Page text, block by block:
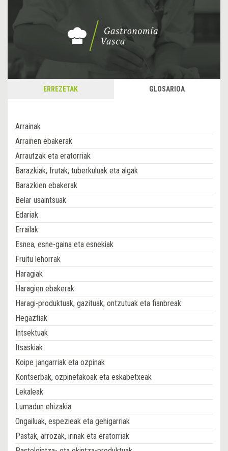
ERREZETAK GLOSARIOA
Arrainak
Arrainen ebakerak
Arrautzak eta eratorriak
Barazkiak, frutak, tuberkuluak eta algak
Barazkien ebakerak
Belar usaintsuak
Edariak
Errailak
Esnea, esne-gaina eta esnekiak
Fruitu lehorrak
Haragiak
Haragien ebakerak
Haragi-produktuak, gazituak, ontzutuak eta fianbreak
Hegaztiak
Intsektuak
Itsaskiak
Koipe jangarriak eta ozpinak
Kontserbak, ozpinetakoak eta eskabetxeak
Lekaleak
Lumadun ehizakia
Ongailuak, espezieak eta gehigarriak
Pastak, arrozak, irinak eta eratorriak